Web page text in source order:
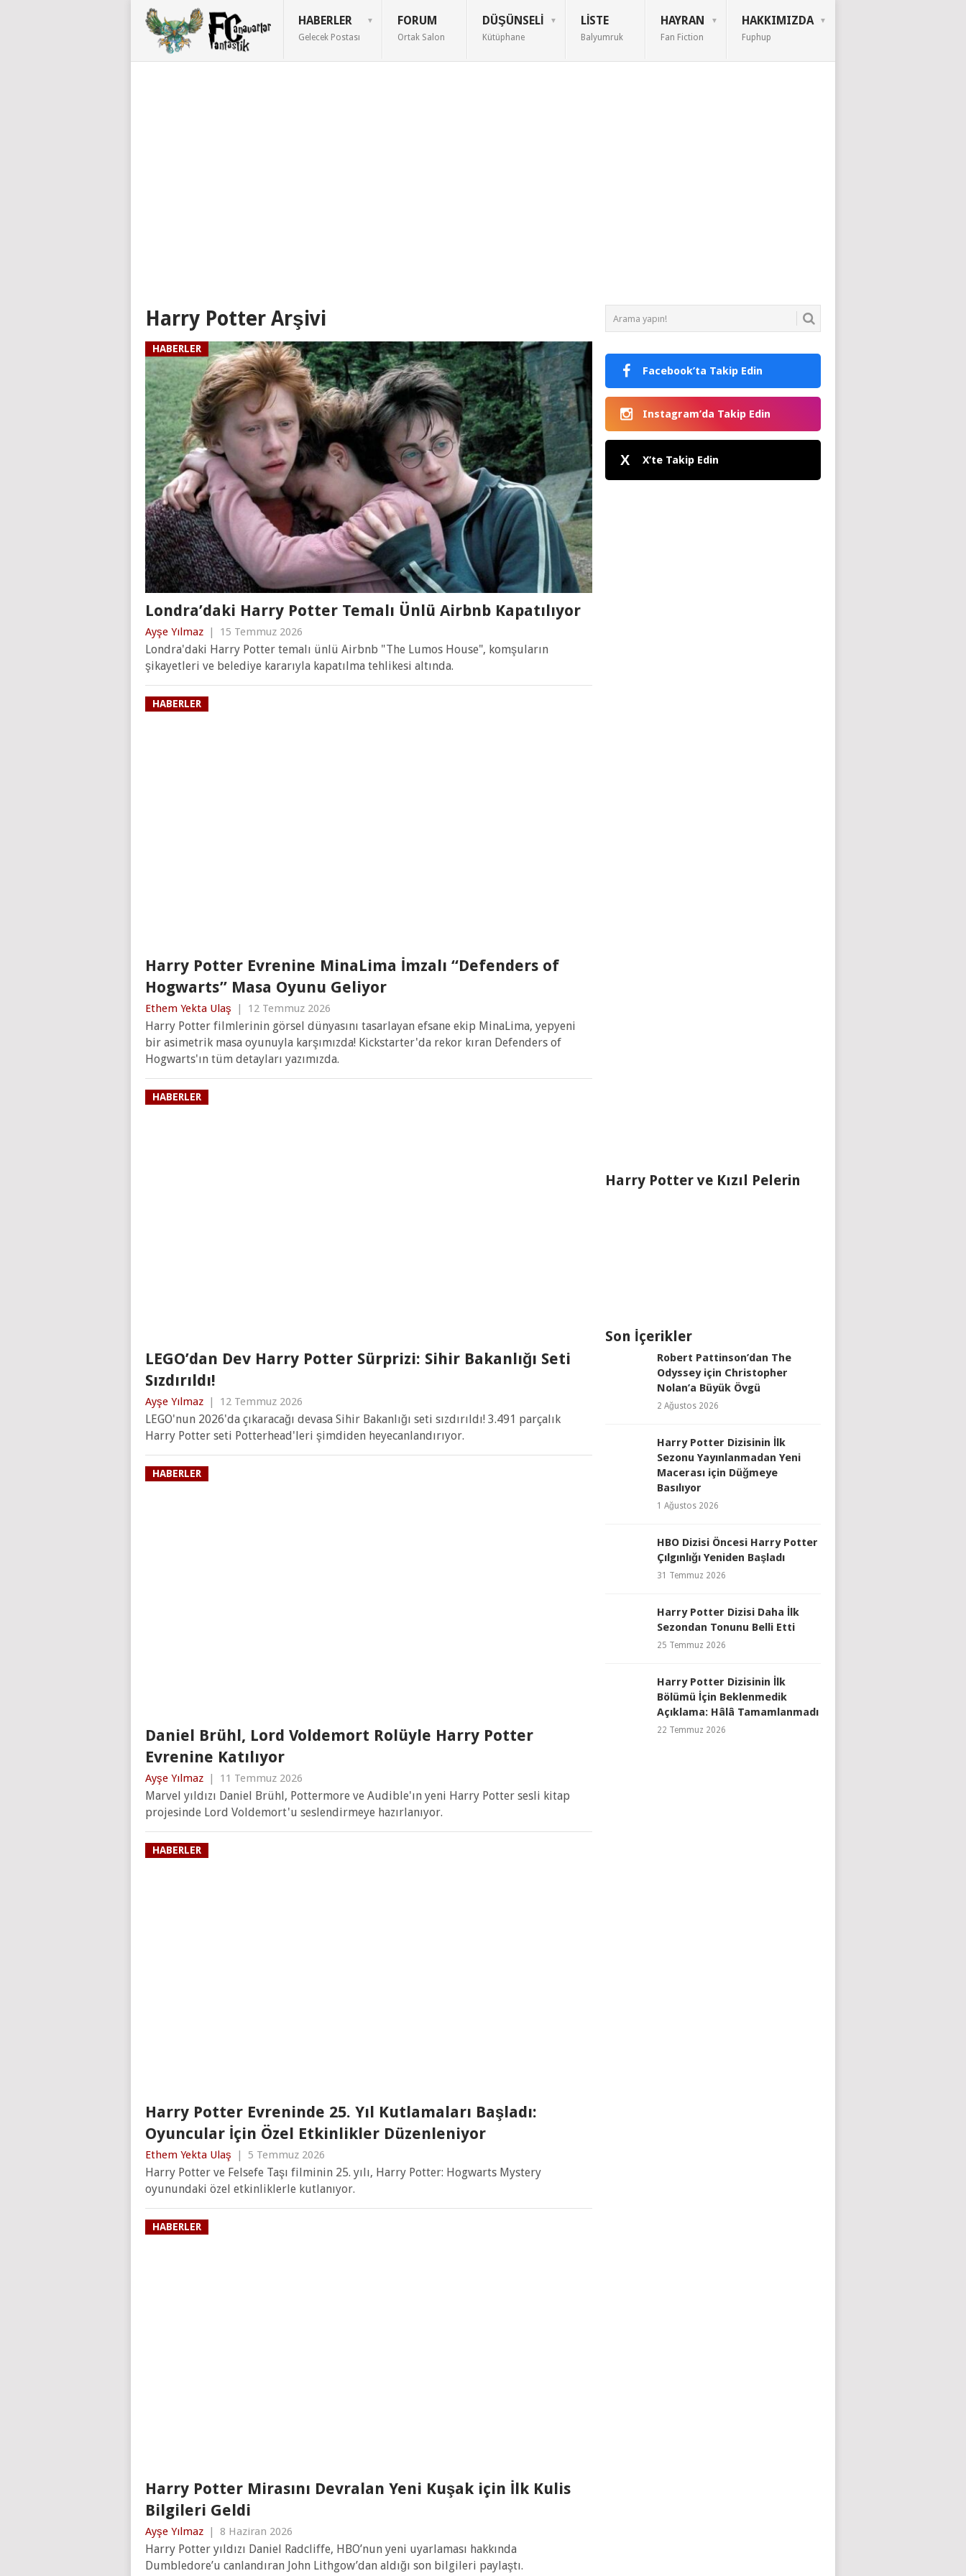
HABERLER
Gelecek Postası
FORUM
Ortak Salon
DÜŞÜNSELI
Kütüphane
LISTE
Balyumruk
HAYRAN
Fan Fiction
HAKKIMIZDA
Fuphup
Harry Potter Arşivi
HABERLER
Londra’daki Harry Potter Temalı Ünlü Airbnb Kapatılıyor
Ayşe Yılmaz 15 Temmuz 2026
Londra'daki Harry Potter temalı ünlü Airbnb "The Lumos House", komşuların
şikayetleri ve belediye kararıyla kapatılma tehlikesi altında.
HABERLER
Harry Potter Evrenine MinaLima İmzalı “Defenders of
Hogwarts” Masa Oyunu Geliyor
Ethem Yekta Ulaş 12 Temmuz 2026
Harry Potter filmlerinin görsel dünyasını tasarlayan efsane ekip MinaLima, yepyeni
bir asimetrik masa oyunuyla karşımızda! Kickstarter'da rekor kıran Defenders of
Hogwarts'ın tüm detayları yazımızda.
HABERLER
LEGO’dan Dev Harry Potter Sürprizi: Sihir Bakanlığı Seti
Sızdırıldı!
Ayşe Yılmaz 12 Temmuz 2026
LEGO'nun 2026'da çıkaracağı devasa Sihir Bakanlığı seti sızdırıldı! 3.491 parçalık
Harry Potter seti Potterhead'leri şimdiden heyecanlandırıyor.
HABERLER
Daniel Brühl, Lord Voldemort Rolüyle Harry Potter
Evrenine Katılıyor
Ayşe Yılmaz 11 Temmuz 2026
Marvel yıldızı Daniel Brühl, Pottermore ve Audible'ın yeni Harry Potter sesli kitap
projesinde Lord Voldemort'u seslendirmeye hazırlanıyor.
HABERLER
Harry Potter Evreninde 25. Yıl Kutlamaları Başladı:
Oyuncular İçin Özel Etkinlikler Düzenleniyor
Ethem Yekta Ulaş 5 Temmuz 2026
Harry Potter ve Felsefe Taşı filminin 25. yılı, Harry Potter: Hogwarts Mystery
oyunundaki özel etkinliklerle kutlanıyor.
HABERLER
Harry Potter Mirasını Devralan Yeni Kuşak için İlk Kulis
Bilgileri Geldi
Ayşe Yılmaz 8 Haziran 2026
Harry Potter yıldızı Daniel Radcliffe, HBO’nun yeni uyarlaması hakkında
Dumbledore’u canlandıran John Lithgow’dan aldığı son bilgileri paylaştı.
Facebook’ta Takip Edin
Instagram’da Takip Edin
X X’te Takip Edin
Harry Potter ve Kızıl Pelerin
Son İçerikler
Robert Pattinson’dan The
Odyssey için Christopher
Nolan’a Büyük Övgü
2 Ağustos 2026
Harry Potter Dizisinin İlk
Sezonu Yayınlanmadan Yeni
Macerası için Düğmeye
Basılıyor
1 Ağustos 2026
HBO Dizisi Öncesi Harry Potter
Çılgınlığı Yeniden Başladı
31 Temmuz 2026
Harry Potter Dizisi Daha İlk
Sezondan Tonunu Belli Etti
25 Temmuz 2026
Harry Potter Dizisinin İlk
Bölümü İçin Beklenmedik
Açıklama: Hâlâ Tamamlanmadı
22 Temmuz 2026